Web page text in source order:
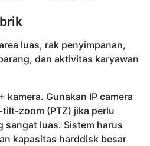
luas, rak penyimpanan,
dan aktivitas karyawan
kamera. Gunakan IP camera
zoom (PTZ) jika perlu
sangat luas. Sistem harus
kapasitas harddisk besar